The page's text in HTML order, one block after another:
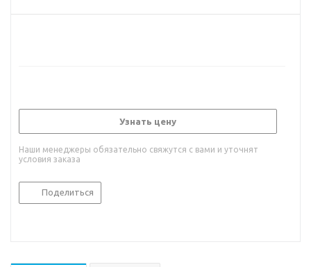
Узнать цену
Наши менеджеры обязательно свяжутся с вами и уточнят
условия заказа
Поделиться